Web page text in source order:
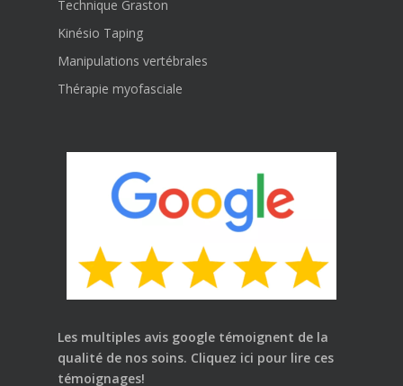
Technique Graston
Kinésio Taping
Manipulations vertébrales
Thérapie myofasciale
Les multiples avis google témoignent de la
qualité de nos soins. Cliquez ici pour lire ces
témoignages!